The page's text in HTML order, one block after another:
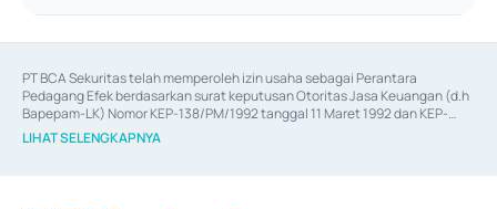
PT BCA Sekuritas telah memperoleh izin usaha sebagai Perantara
Pedagang Efek berdasarkan surat keputusan Otoritas Jasa Keuangan (d.h
Bapepam-LK) Nomor KEP-138/PM/1992 tanggal 11 Maret 1992 dan KEP-
06/D.04/2014 tanggal 28 Februari 2014, izin usaha sebagai Penjamin Emisi
Efek berdasarkan surat keputusan Otoritas Jasa Keuangan Nomor KEP-
LIHAT SELENGKAPNYA